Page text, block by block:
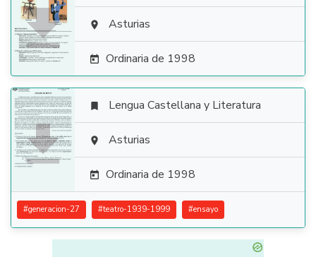
  Asturias
 Ordinaria de 1998

 Lengua Castellana y Literatura
 Asturias
 Ordinaria de 1998
#generacion-27 #teatro-1939-1999 #ensayo